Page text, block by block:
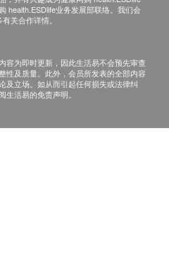
滤芯(BSP系列CEB/CEH滤
商发出的发票或收据
保修产品的材料品质合符出
health.ESDlife业务发展部联络。我们会
关合作详情。
容为即时更新，因此生活易不会预先审查
性及质量。此外，会员所发表的全部内容
及立场。如从而引起任何损失或法律纠
活易的免责声明。